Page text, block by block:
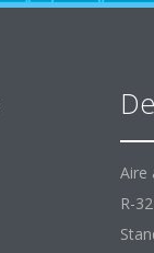
Aire
R-32